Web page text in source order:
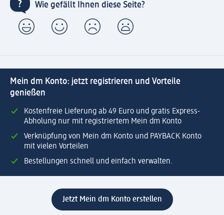
Wie gefällt Ihnen diese Seite?
Mein dm Konto: jetzt registrieren und Vorteile
genießen
Kostenfreie Lieferung ab 49 Euro und gratis Express-
Abholung nur mit registriertem Mein dm Konto
Verknüpfung von Mein dm Konto und PAYBACK Konto
mit vielen Vorteilen
Bestellungen schnell und einfach verwalten.
Jetzt Mein dm Konto erstellen